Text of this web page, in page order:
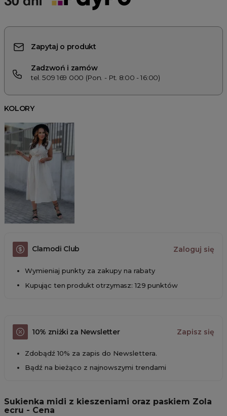
Zapytaj o produkt
Zadzwoń i zamów
tel. 509 169 000 (Pon. - Pt. 8:00 - 16:00)
KOLORY
Clamodi Club Zaloguj się
Wymieniaj punkty za zakupy na rabaty
Kupując ten produkt otrzymasz: 129 punktów
10% zniżki za Newsletter Zapisz się
Zdobądź 10% za zapis do Newslettera.
Bądź na bieżąco z najnowszymi trendami
Sukienka midi z kieszeniami oraz paskiem Zola
ecru - Cena